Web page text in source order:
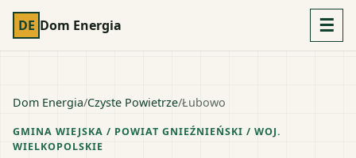
DE Dom Energia ☰
Dom Energia/Czyste Powietrze/Łubowo
GMINA WIEJSKA / POWIAT GNIEŹNIEŃSKI / WOJ.
WIELKOPOLSKIE